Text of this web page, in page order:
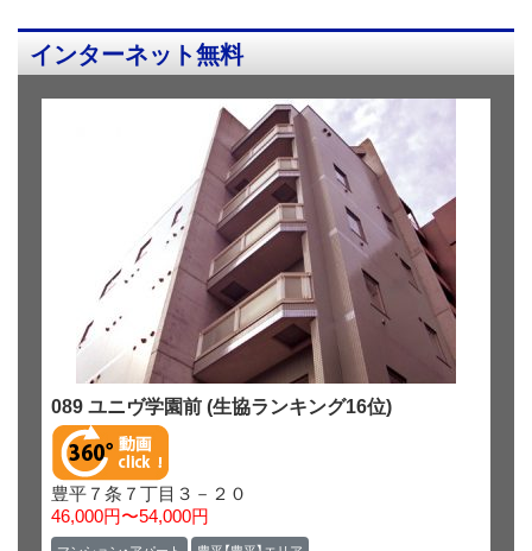
インターネット無料
089 ユニヴ学園前 (生協ランキング16位)
豊平７条７丁目３－２０
46,000円〜54,000円